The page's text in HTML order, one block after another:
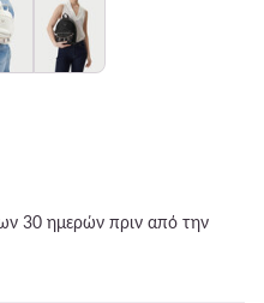
30 ημερών πριν από την